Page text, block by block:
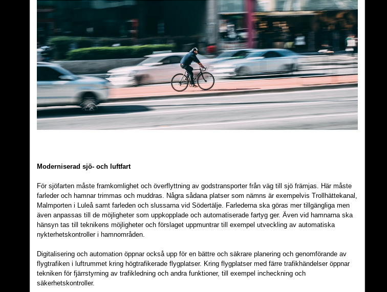
Moderniserad sjö- och luftfart
För sjöfarten måste framkomlighet och överflyttning av godstransporter från väg till sjö främjas. Här måste
farleder och hamnar trimmas och muddras. Några sådana platser som nämns är exempelvis Trollhättekanal,
Malmporten i Luleå samt farleden och slussarna vid Södertälje. Farlederna ska göras mer tillgängliga men
även anpassas till de möjligheter som uppkopplade och automatiserade fartyg ger. Även vid hamnarna ska
hänsyn tas till teknikens möjligheter och förslaget uppmuntrar till exempel utveckling av automatiska
nykterhetskontroller i hamnområden.
Digitalisering och automation öppnar också upp för en bättre och säkrare planering och genomförande av
flygtrafiken i luftrummet kring högtrafikerade flygplatser. Kring flygplatser med färre trafikhändelser öppnar
tekniken för fjärrstyrning av trafikledning och andra funktioner, till exempel incheckning och
säkerhetskontroller.